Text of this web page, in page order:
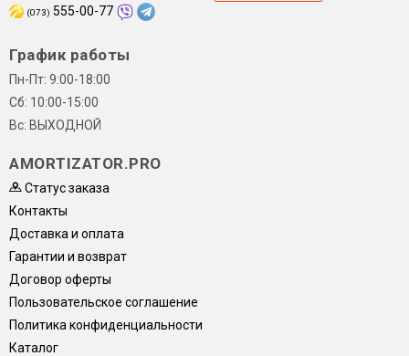
(073) 555-00-77
График работы
Пн-Пт: 9:00-18:00
Сб: 10:00-15:00
Вс: ВЫХОДНОЙ
AMORTIZATOR.PRO
Статус заказа
Контакты
Доставка и оплата
Гарантии и возврат
Договор оферты
Пользовательское соглашение
Политика конфиденциальности
Каталог